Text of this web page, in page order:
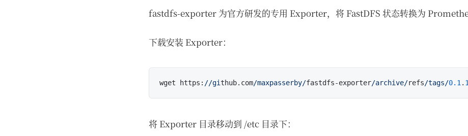
fastdfs-exporter 为官方研发的专用 Exporter，将 FastDFS 状态转换为
下载安装 Exporter：
wget https: //github.com/maxpasserby/fastdfs-exporter/archive/refs/tags/0.1.
将 Exporter 目录移动到 /etc 目录下：